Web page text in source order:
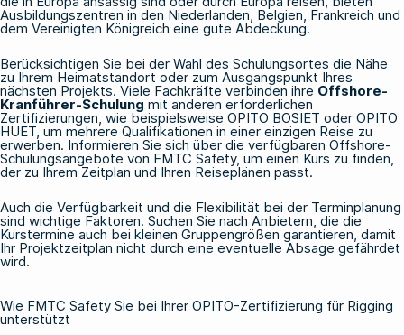
Ausbildungszentren in den Niederlanden, Belgien, Frankreich und
dem Vereinigten Königreich eine gute Abdeckung.
Berücksichtigen Sie bei der Wahl des Schulungsortes die Nähe
zu Ihrem Heimatstandort oder zum Ausgangspunkt Ihres
nächsten Projekts. Viele Fachkräfte verbinden ihre Offshore-
Kranführer-Schulung mit anderen erforderlichen
Zertifizierungen, wie beispielsweise OPITO BOSIET oder OPITO
HUET , um mehrere Qualifikationen in einer einzigen Reise zu
erwerben. Informieren Sie sich über die verfügbaren Offshore-
Schulungsangebote von FMTC Safety, um einen Kurs zu finden,
der zu Ihrem Zeitplan und Ihren Reiseplänen passt.
Auch die Verfügbarkeit und die Flexibilität bei der Terminplanung
sind wichtige Faktoren. Suchen Sie nach Anbietern, die die
Kurstermine auch bei kleinen Gruppengrößen garantieren, damit
Ihr Projektzeitplan nicht durch eine eventuelle Absage gefährdet
wird.
Wie FMTC Safety Sie bei Ihrer OPITO-Zertifizierung für Rigging
unterstützt